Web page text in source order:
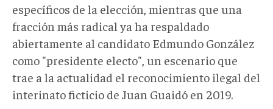
específicos de la elección, mientras que una
fracción más radical ya ha respaldado
abiertamente al candidato Edmundo González
como "presidente electo", un escenario que
trae a la actualidad el reconocimiento ilegal del
interinato ficticio de Juan Guaidó en 2019.